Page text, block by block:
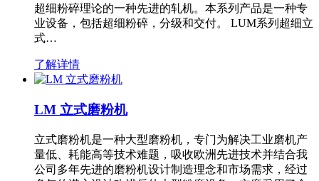
超细粉碎理论的一种先进的轧机。本系列产品是一种专
业设备，包括超细粉碎，分级和交付。 LUM系列超细立
式…
了解详情
LM 立式磨粉机
立式磨粉机是一种大型磨粉机，专门为解决工业磨机产
量低、耗能高等技术难题，吸收欧洲先进技术并结合我
公司多年先进的磨粉机设计制造理念和市场需求，经过